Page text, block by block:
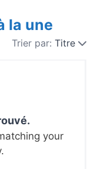
la une
Trier par: Titre
your